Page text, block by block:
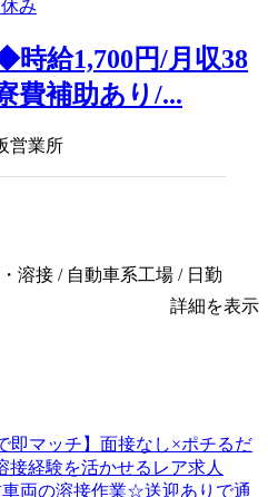
給1,700円/月収38
補助あり/...
営業所
溶接 / 自動車系工場 / 日勤
詳細を表示